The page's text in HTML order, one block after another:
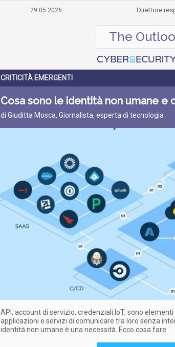
29 05 2026 Direttore
The
CRITICITÀ EMERGENTI
Cosa sono le identità non umane
di Giuditta Mosca, Giornalista, esperta di tecnologia
API, account di servizio, credenziali IoT, sono
applicazioni e servizi di comunicare tra loro senza
identità non umane è una necessità. Ecco cosa fare